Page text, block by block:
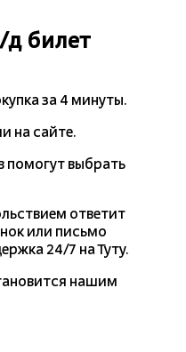
д билет
за 4 минуты.
на сайте.
помогут выбрать
ответит
или письмо
24/7 на Туту.
нашим